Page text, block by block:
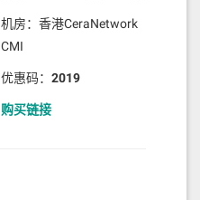
机房：香港CeraNetwork
CMI
优惠码： 2019
购买链接